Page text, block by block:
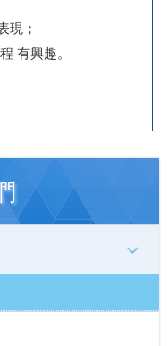
現；
有興趣。